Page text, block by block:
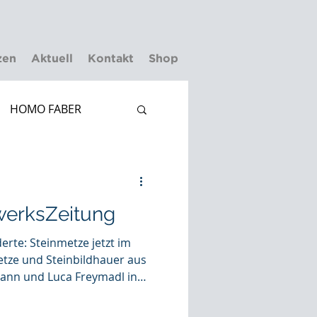
Aktuell Kontakt Shop
HOMO FABER
Steinmetze jetzt im
und Luca Freymadl in